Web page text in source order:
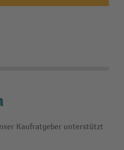
Kaufratgeber unterstützt